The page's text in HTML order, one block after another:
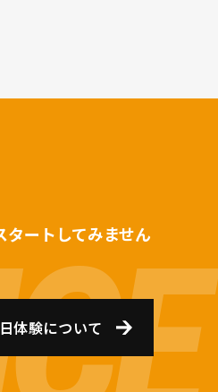
ートしてみません
体験について